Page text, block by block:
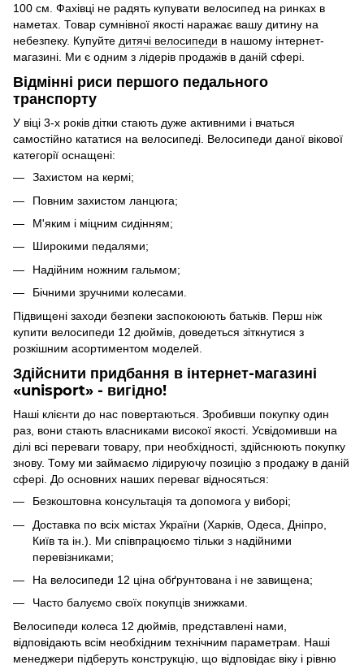
100 см. Фахівці не радять купувати велосипед на ринках в
наметах. Товар сумнівної якості наражає вашу дитину на
небезпеку. Купуйте дитячі велосипеди в нашому інтернет-
магазині. Ми є одним з лідерів продажів в даній сфері.
Відмінні риси першого педального
транспорту
У віці 3-х років дітки стають дуже активними і вчаться
самостійно кататися на велосипеді. Велосипеди даної вікової
категорії оснащені:
Захистом на кермі;
Повним захистом ланцюга;
М'яким і міцним сидінням;
Широкими педалями;
Надійним ножним гальмом;
Бічними зручними колесами.
Підвищені заходи безпеки заспокоюють батьків. Перш ніж
купити велосипеди 12 дюймів, доведеться зіткнутися з
розкішним асортиментом моделей.
Здійснити придбання в інтернет-магазині
«unisport» - вигідно!
Наші клієнти до нас повертаються. Зробивши покупку один
раз, вони стають власниками високої якості. Усвідомивши на
ділі всі переваги товару, при необхідності, здійснюють покупку
знову. Тому ми займаємо лідируючу позицію з продажу в даній
сфері. До основних наших переваг відносяться:
Безкоштовна консультація та допомога у виборі;
Доставка по всіх містах України (Харків, Одеса, Дніпро,
Київ та ін.). Ми співпрацюємо тільки з надійними
перевізниками;
На велосипеди 12 ціна обґрунтована і не завищена;
Часто балуємо своїх покупців знижками.
Велосипеди колеса 12 дюймів, представлені нами,
відповідають всім необхідним технічним параметрам. Наші
менеджери підберуть конструкцію, що відповідає віку і рівню